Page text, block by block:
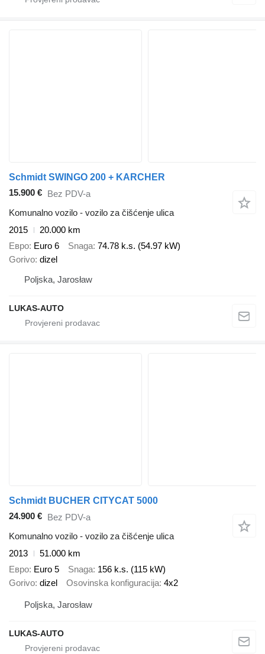
Schmidt SWINGO 200 + KARCHER
15.900 € Bez PDV-a
Komunalno vozilo - vozilo za čišćenje ulica
2015
20.000 km
Евро Euro 6 Snaga 74.78 k.s. (54.97 kW)
Gorivo dizel
Poljska, Jarosław
LUKAS-AUTO
Schmidt BUCHER CITYCAT 5000
24.900 € Bez PDV-a
Komunalno vozilo - vozilo za čišćenje ulica
2013
51.000 km
Евро Euro 5 Snaga 156 k.s. (115 kW)
Gorivo dizel Osovinska konfiguracija 4x2
Poljska, Jarosław
LUKAS-AUTO